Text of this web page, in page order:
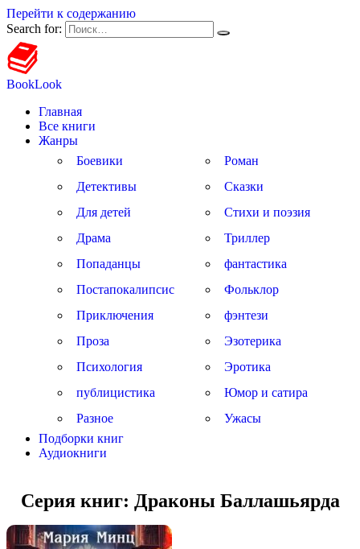
Перейти к содержанию
Search for:
BookLook
Главная
Все книги
Жанры
Боевики
Детективы
Для детей
Драма
Попаданцы
Постапокалипсис
Приключения
Проза
Психология
публицистика
Разное
Роман
Сказки
Стихи и поэзия
Триллер
фантастика
Фольклор
фэнтези
Эзотерика
Эротика
Юмор и сатира
Ужасы
Подборки книг
Аудиокниги
Серия книг: Драконы Баллашьярда